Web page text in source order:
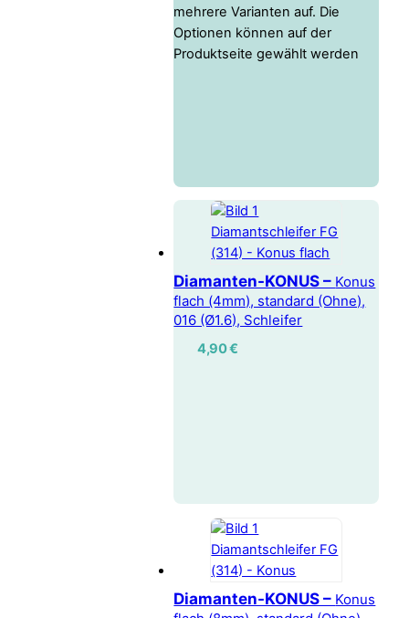
mehrere Varianten auf. Die
Optionen können auf der
Produktseite gewählt werden
Diamanten-KONUS – Konus
flach (4mm), standard (Ohne),
016 (Ø1.6), Schleifer
4,90€
Diamanten-KONUS – Konus